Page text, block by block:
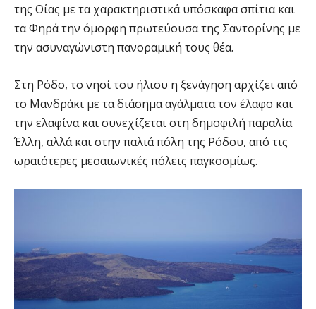
της Οίας με τα χαρακτηριστικά υπόσκαφα σπίτια και
τα Φηρά την όμορφη πρωτεύουσα της Σαντορίνης με
την ασυναγώνιστη πανοραμική τους θέα.
Στη Ρόδο, το νησί του ήλιου η ξενάγηση αρχίζει από
το Μανδράκι με τα διάσημα αγάλματα τον έλαφο και
την ελαφίνα και συνεχίζεται στη δημοφιλή παραλία
Έλλη, αλλά και στην παλιά πόλη της Ρόδου, από τις
ωραιότερες μεσαιωνικές πόλεις παγκοσμίως.